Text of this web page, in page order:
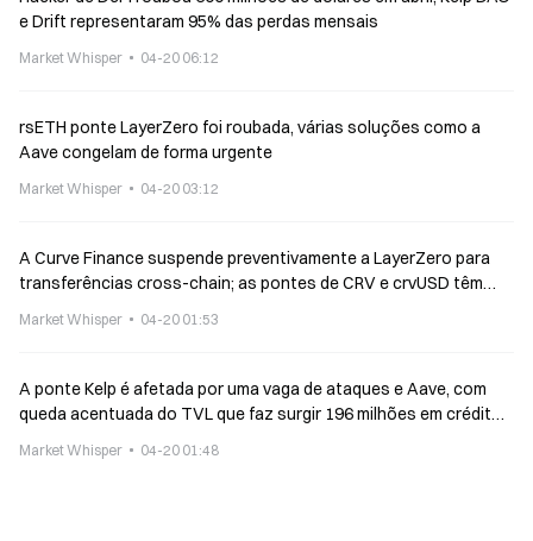
e Drift representaram 95% das perdas mensais
Market Whisper 04-20 06:12
rsETH ponte LayerZero foi roubada, várias soluções como a
Aave congelam de forma urgente
Market Whisper 04-20 03:12
A Curve Finance suspende preventivamente a LayerZero para
transferências cross-chain; as pontes de CRV e crvUSD têm
Market Whisper 04-20 01:53
A ponte Kelp é afetada por uma vaga de ataques e Aave, com
queda acentuada do TVL que faz surgir 196 milhões em créditos
Market Whisper 04-20 01:48